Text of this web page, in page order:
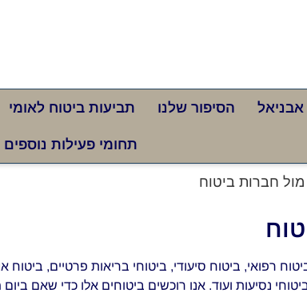
אבניאל הסיפור שלנו תביעות ביטוח לאומי
תחומי פעילות נוספים
חברות ביטוח
רפואי, ביטוח סיעודי, ביטוחי בריאות פרטיים, ביטוח
נסיעות ועוד. אנו רוכשים ביטוחים אלו כדי שאם ביום